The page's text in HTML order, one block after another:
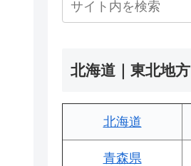
北海道｜東北地方
北海道
青森県